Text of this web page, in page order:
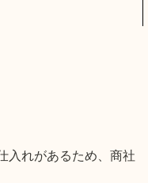
入れがあるため、商社